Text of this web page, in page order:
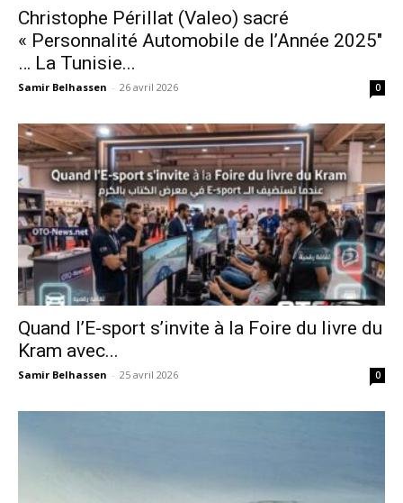
Christophe Périllat (Valeo) sacré
« Personnalité Automobile de l’Année 2025″
… La Tunisie...
Samir Belhassen - 26 avril 2026 0
Quand l’E-sport s’invite à la Foire du livre du
Kram avec...
Samir Belhassen - 25 avril 2026 0